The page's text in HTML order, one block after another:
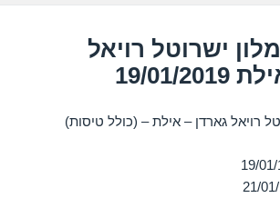
ישרוטל רויאל
2019
רויאל גארדן – אילת – (כולל טיסות)